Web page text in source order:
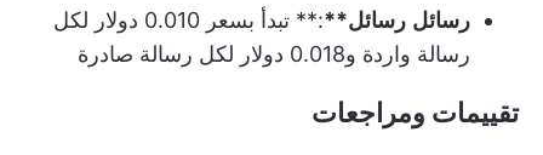
رسائل رسائل**
:** تبدأ بسعر 0.010 دولار لكل
رسالة واردة و0.018 دولار لكل رسالة صادرة
تقييمات ومراجعات